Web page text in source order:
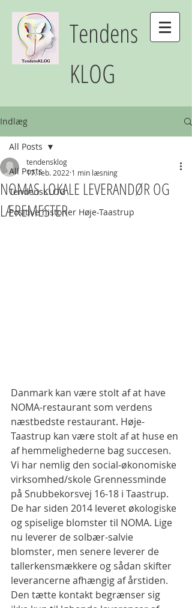
Tendens
KLOG
Indlæg
All Posts
TendensKLOG
Positive historier Høje-Taastrup
All Posts
NOMAS LOKALE LEVERANDØR OG
LÆREMESTER
tendensklog
17. feb. 2022 1 min læsning
Danmark kan være stolt af at have
NOMA-restaurant som verdens
næstbedste restaurant. Høje-
Taastrup kan være stolt af at huse en
af hemmelighederne bag succesen.
Vi har nemlig den social-økonomiske
virksomhed/skole Grennessminde
på Snubbekorsvej 16-18 i Taastrup.
De har siden 2014 leveret økologiske
og spiselige blomster til NOMA. Lige
nu leverer de solbær-salvie
blomster, men senere leverer de
tallerkensmækkere og sådan skifter
leverancerne afhængig af årstiden.
Den tætte kontakt begrænser sig